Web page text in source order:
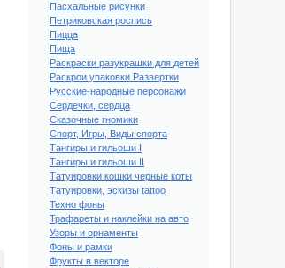
Пасхальные рисунки
Петриковская роспись
Пицца
Пища
Раскраски разукрашки для детей
Раскрои упаковки Развертки
Русские-народные персонажи
Сердечки, сердца
Сказочные гномики
Спорт, Игры, Виды спорта
Тангиры и гильоши I
Тангиры и гильоши II
Татуировки кошки черные коты
Татуировки, эскизы tattoo
Техно фоны
Трафареты и наклейки на авто
Узоры и орнаменты
Фоны и рамки
Фрукты в векторе